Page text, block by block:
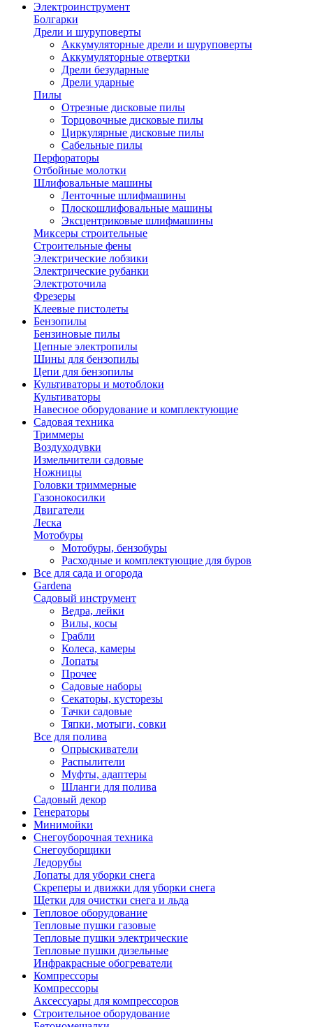
Электроинструмент
Болгарки
Дрели и шуруповерты
Аккумуляторные дрели и шуруповерты
Аккумуляторные отвертки
Дрели безударные
Дрели ударные
Пилы
Отрезные дисковые пилы
Торцовочные дисковые пилы
Циркулярные дисковые пилы
Сабельные пилы
Перфораторы
Отбойные молотки
Шлифовальные машины
Ленточные шлифмашины
Плоскошлифовальные машины
Эксцентриковые шлифмашины
Миксеры строительные
Строительные фены
Электрические лобзики
Электрические рубанки
Электроточила
Фрезеры
Клеевые пистолеты
Бензопилы
Бензиновые пилы
Цепные электропилы
Шины для бензопилы
Цепи для бензопилы
Культиваторы и мотоблоки
Культиваторы
Навесное оборудование и комплектующие
Садовая техника
Триммеры
Воздуходувки
Измельчители садовые
Ножницы
Головки триммерные
Газонокосилки
Двигатели
Леска
Мотобуры
Мотобуры, бензобуры
Расходные и комплектующие для буров
Все для сада и огорода
Gardena
Садовый инструмент
Ведра, лейки
Вилы, косы
Грабли
Колеса, камеры
Лопаты
Прочее
Садовые наборы
Секаторы, кусторезы
Тачки садовые
Тяпки, мотыги, совки
Все для полива
Опрыскиватели
Распылители
Муфты, адаптеры
Шланги для полива
Садовый декор
Генераторы
Минимойки
Снегоуборочная техника
Снегоуборщики
Ледорубы
Лопаты для уборки снега
Скреперы и движки для уборки снега
Щетки для очистки снега и льда
Тепловое оборудование
Тепловые пушки газовые
Тепловые пушки электрические
Тепловые пушки дизельные
Инфракрасные обогреватели
Компрессоры
Компрессоры
Аксессуары для компрессоров
Строительное оборудование